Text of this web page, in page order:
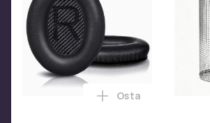
Lisää Korvatyynyt
Osta